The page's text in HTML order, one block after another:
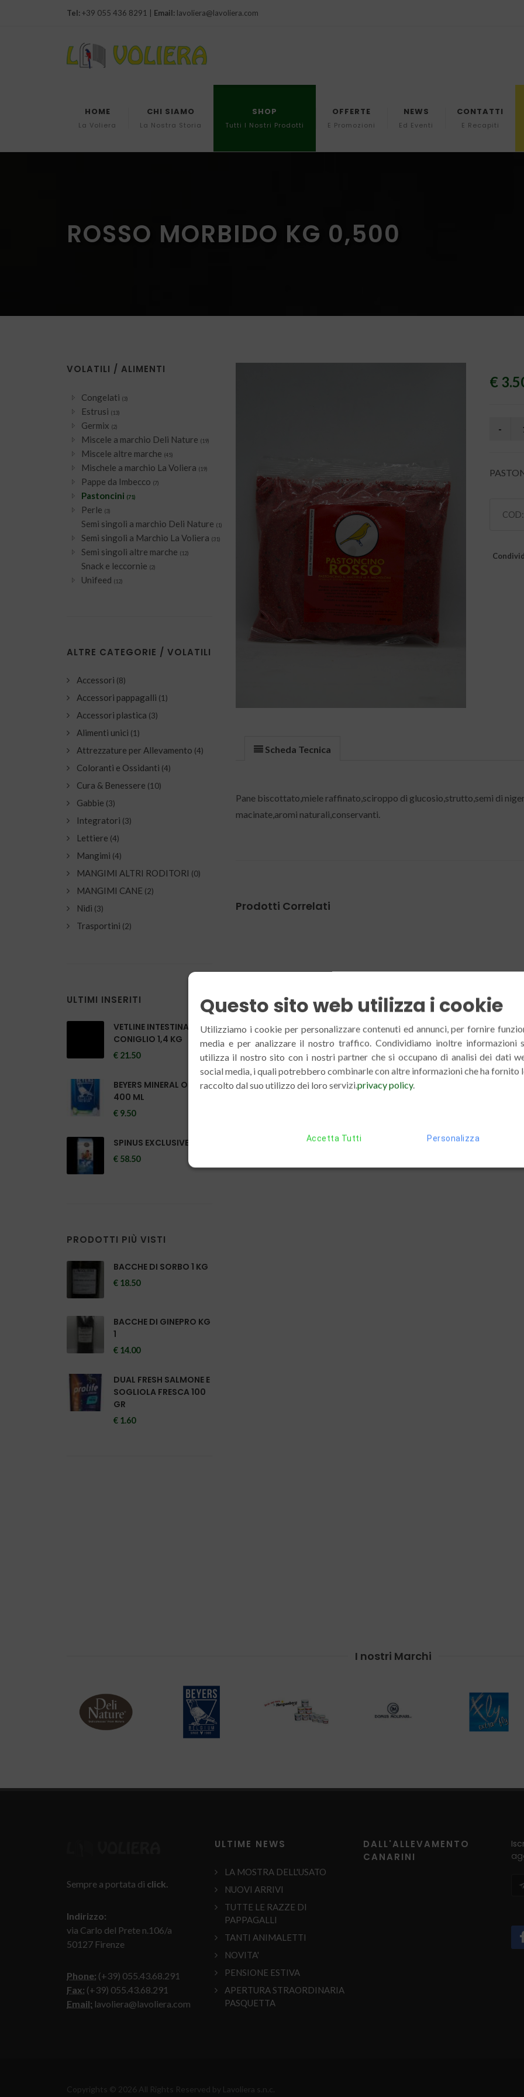
Tel:+39 055 436 8291 | Email: lavoliera@lavoliera.com
HOME
La Voliera
CHI SIAMO
La Nostra Storia
SHOP
Tutti I Nostri Prodotti
OFFERTE
E Promozioni
NEWS
Ed Eventi
CONTATTI
E Recapiti
ROSSO MORBIDO KG 0,500
€
Scheda Tecnica
Pane biscottato,miele raffinato,sciroppo di glucosio,strutto,semi di
macinate,aromi naturali,conservanti.
Prodotti Correlati
VOLATILI / ALIMENTI
Congelati (3)
Estrusi (13)
Germix (2)
Miscele a marchio Deli Nature (19)
Miscele altre marche (45)
Mischele a marchio La Voliera (19)
Pappe da Imbecco (7)
Pastoncini (71)
Perle (3)
Semi singoli a marchio Deli Nature (1)
Semi singoli a Marchio La Voliera (31)
Semi singoli altre marche (12)
Snack e leccornie (2)
Unifeed (12)
ALTRE CATEGORIE / VOLATILI
Accessori (8)
Accessori pappagalli (1)
Accessori plastica (3)
Alimenti unici (1)
Attrezzature per Allevamento (4)
Coloranti e Ossidanti (4)
Cura & Benessere (10)
Gabbie (3)
Integratori (3)
Lettiere (4)
Mangimi (4)
MANGIMI ALTRI RODITORI (0)
MANGIMI CANE (2)
Nidi (3)
Trasportini (2)
ULTIMI INSERITI
VETLINE INTESTINAL
CONIGLIO 1,4 KG
€ 21.50
BEYERS MINERAL OLIGO
400 ML
€ 9.50
SPINUS EXCLUSIVE 44
€ 58.50
PRODOTTI PIÙ VISTI
BACCHE DI SORBO 1 KG
€ 18.50
BACCHE DI GINEPRO KG
1
€ 14.00
DUAL FRESH SALMONE E
SOGLIOLA FRESCA 100
GR
€ 1.60
I nostri Marchi
Sempre a portata di click.
Indirizzo:
via Carlo del Prete n.106/a
50127 Firenze
Phone: (+39) 055.43.68.291
Fax: (+39) 055.43.68.291
Email: lavoliera@lavoliera.com
ULTIME NEWS
LA MOSTRA DELL'USATO
NUOVI ARRIVI
TUTTE LE RAZZE DI
PAPPAGALLI
TANTI ANIMALETTI
NOVITA'
PENSIONE ESTIVA
APERTURA STRAORDINARIA
PASQUETTA
DALL'ALLEVAMENTO
CANARINI
Copyrights © 2026 All Rights Reserved by Lavoliera s.n.c.
Questo sito web utilizza i cookie
Utilizziamo i cookie per personalizzare contenuti ed annunci, per fornire
media e per analizzare il nostro traffico. Condividiamo inoltre informazioni
utilizza il nostro sito con i nostri partner che si occupano di analisi dei dati
social media, i quali potrebbero combinarle con altre informazioni che ha fornito
raccolto dal suo utilizzo dei loro servizi.privacy policy.
Accetta Tutti Personalizza